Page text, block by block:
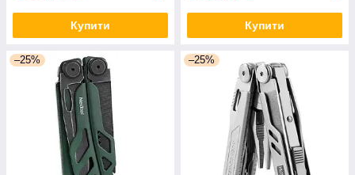
Купити Купити
–25% –25%